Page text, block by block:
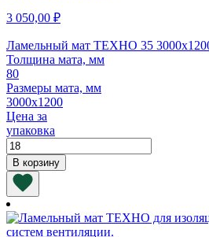
3 050,00 ₽
Ламельный мат ТЕХНО 35
Толщина мата, мм
80
Размеры мата, мм
3000х1200
Цена за
упаковка
Количество
товара
Ламельный
мат
ТЕХНО
35
3000х1200х80
В корзину